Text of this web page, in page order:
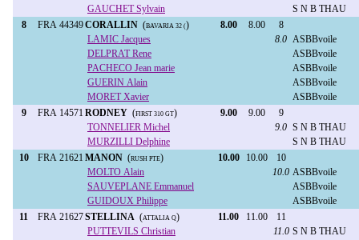
GAUCHET Sylvain
S N B THAU
8
FRA 44349CORALLIN (BAVARIA 32 ()
LAMIC Jacques
DELPRAT Rene
PACHECO Jean marie
GUERIN Alain
MORET Xavier
8.00 8.00
8
8.0 ASBBvoile
ASBBvoile
ASBBvoile
ASBBvoile
ASBBvoile
9
FRA 14571RODNEY (FIRST 310 GT)
TONNELIER Michel
MURZILLI Delphine
9.00 9.00
9
9.0 S N B THAU
S N B THAU
10
FRA 21621 MANON (RUSH PTE)
MOLTO Alain
SAUVEPLANE Emmanuel
GUIDOUX Philippe
10.00 10.00
10
10.0 ASBBvoile
ASBBvoile
ASBBvoile
11
FRA 21627STELLINA (ATTALIA Q)
PUTTEVILS Christian
11.00 11.00
11
11.0 S N B THAU